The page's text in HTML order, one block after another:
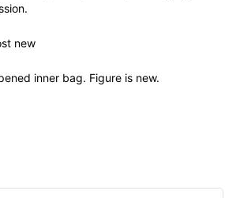
new
inner bag. Figure is new.